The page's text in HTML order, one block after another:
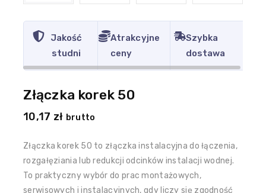
Jakość
studni
Atrakcyjne
ceny
Szybka
dostawa
Złączka korek 50
10,17 zł brutto
Złączka korek 50 to złączka instalacyjna do łączenia,
rozgałęziania lub redukcji odcinków instalacji wodnej.
To praktyczny wybór do prac montażowych,
serwisowych i instalacyjnych, gdy liczy się zgodność